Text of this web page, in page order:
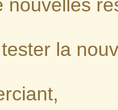
nouvelles
la